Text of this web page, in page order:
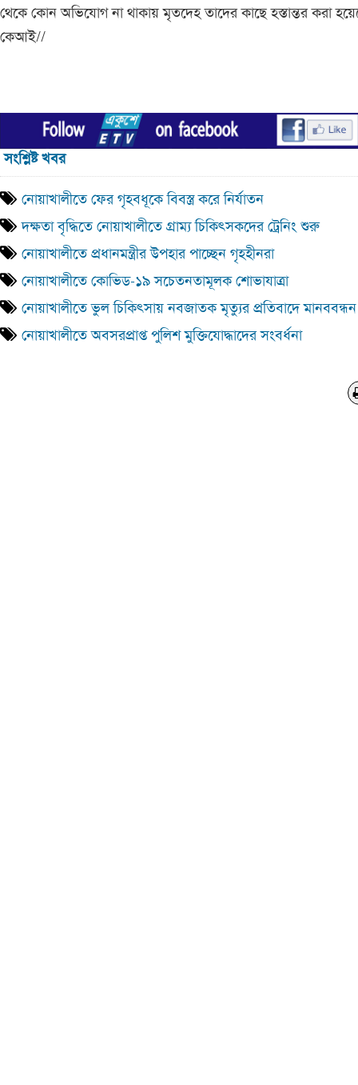
থেকে কোন অভিযোগ না থাকায় মৃতদেহ তাদের কাছে হস্তান্তর করা
কেআই//
সংশ্লিষ্ট খবর
নোয়াখালীতে ফের গৃহবধূকে বিবস্ত্র করে নির্যাতন
দক্ষতা বৃদ্ধিতে নোয়াখালীতে গ্রাম্য চিকিৎসকদের ট্রেনিং শুরু
নোয়াখালীতে প্রধানমন্ত্রীর উপহার পাচ্ছেন গৃহহীনরা
নোয়াখালীতে কোভিড-১৯ সচেতনতামূলক শোভাযাত্রা
নোয়াখালীতে ভুল চিকিৎসায় নবজাতক মৃত্যুর প্রতিবাদে
নোয়াখালীতে অবসরপ্রাপ্ত পুলিশ মুক্তিযোদ্ধাদের সংবর্ধনা